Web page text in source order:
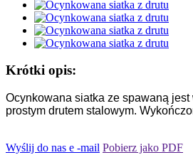
Krótki opis:
Ocynkowana siatka ze spawaną
prostym drutem stalowym.
Wyślij do nas e -mail Pobierz jako PDF